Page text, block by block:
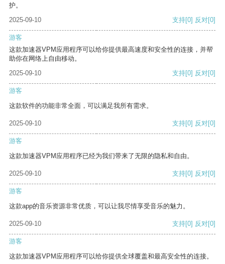
护。
2025-09-10
支持[0] 反对[0]
游客
这款加速器VPM应用程序可以给你提供最高速度和安全性的连接，并帮
助你在网络上自由移动。
2025-09-10
支持[0] 反对[0]
游客
这款软件的功能非常全面，可以满足我所有需求。
2025-09-10 支持[0] 反对[0]
游客
这款加速器VPM应用程序已经为我们带来了无限的隐私和自由。
2025-09-10 支持[0] 反对[0]
游客
这款app的音乐资源非常优质，可以让我尽情享受音乐的魅力。
2025-09-10 支持[0] 反对[0]
游客
这款加速器VPM应用程序可以给你提供全球覆盖和最高安全性的连接。